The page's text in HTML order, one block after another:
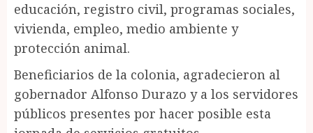
educación, registro civil, programas sociales,
vivienda, empleo, medio ambiente y
protección animal.
Beneficiarios de la colonia, agradecieron al
gobernador Alfonso Durazo y a los servidores
públicos presentes por hacer posible esta